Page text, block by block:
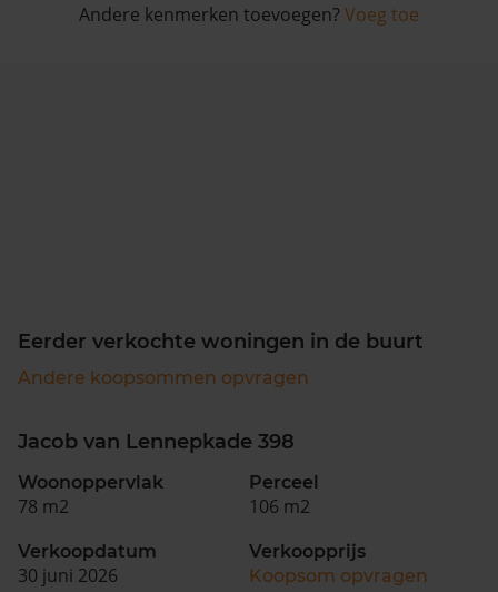
Andere kenmerken toevoegen? Voeg toe
Eerder verkochte woningen in de buurt
Andere koopsommen opvragen
Jacob van Lennepkade 398
Woonoppervlak
78 m2
Perceel
106 m2
Verkoopdatum
30 juni 2026
Verkoopprijs
Koopsom opvragen